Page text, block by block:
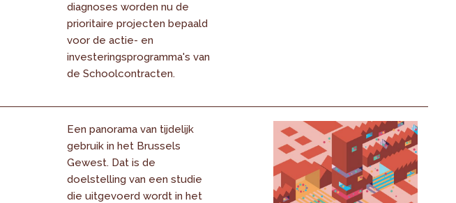
diagnoses worden nu de
prioritaire projecten bepaald
voor de actie- en
investeringsprogramma's van
de Schoolcontracten.
Een panorama van tijdelijk
gebruik in het Brussels
Gewest. Dat is de
doelstelling van een studie
die uitgevoerd wordt in het